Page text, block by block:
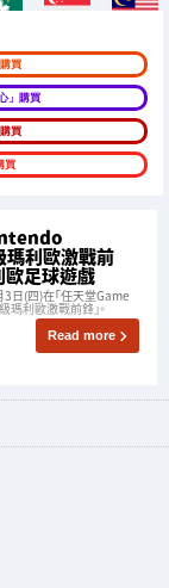
買
」購買
買
買
瑪利歐激戰前
歐足球遊戲
日(四)在「任天堂Game
利歐激戰前鋒」。
Read more